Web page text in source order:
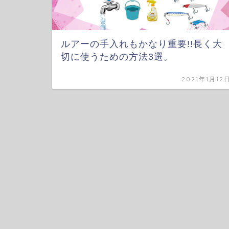
ルアーの手入れもかなり重要!!長く大
切に使うための方法3選。
2021年1月12